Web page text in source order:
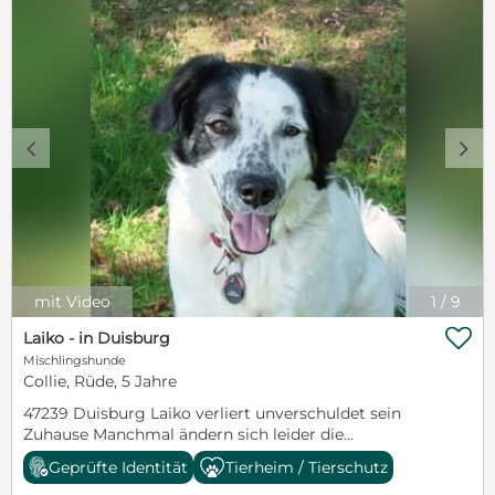
1 / 9
c d
mit Video
Laiko - in Duisburg
Mischlingshunde
Collie, Rüde, 5 Jahre
47239 Duisburg Laiko verliert unverschuldet sein
Zuhause Manchmal ändern sich leider die
Lebensumstände und seine Familie kann Laiko nicht
mehr gerecht werden. Aus diesem Grund sucht er

Geprüfte Identität Tierheim / Tierschutz